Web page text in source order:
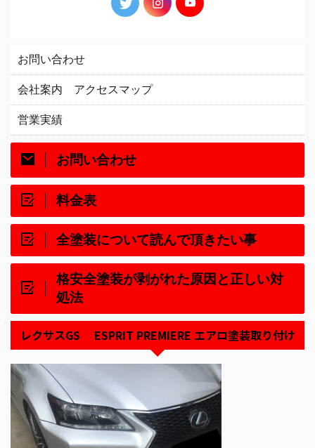
お問い合わせ
会社案内 アクセスマップ
営業実績
お問い合わせ
料金表
全塗装について読んで頂きたい事
格安全塗装が剥がれた原因と正しい対
処法
レクサスGS ESPRIT PREMIERE エアロ塗装取り付け